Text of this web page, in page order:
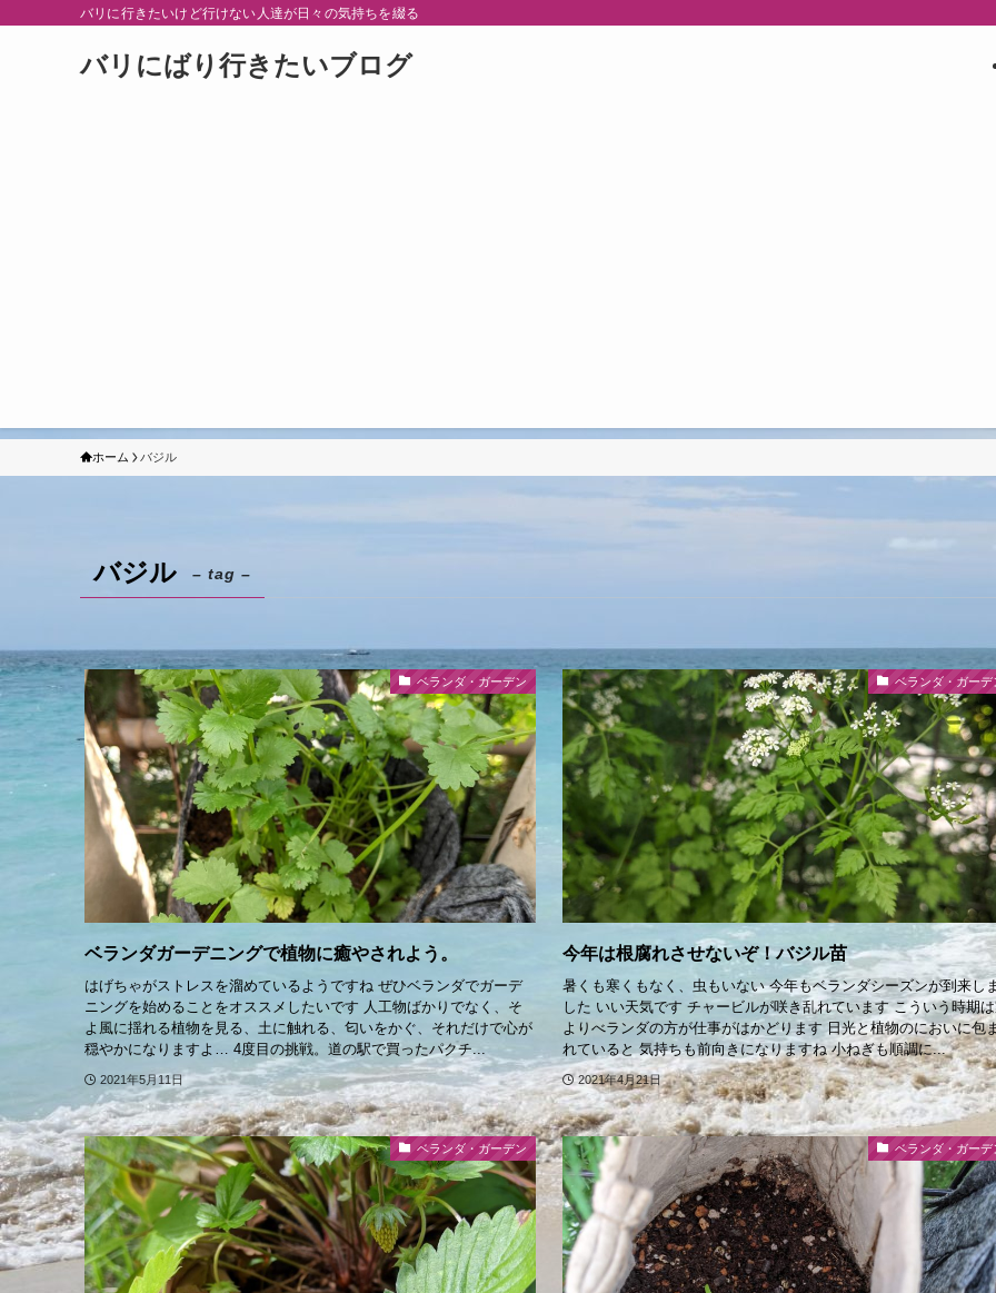
バリに行きたいけど行けない人達が日々の気持ちを綴る
バリにばり行きたいブログ
ホーム バジル
バジル – tag –
ベランダ・ガーデン
ベランダガーデニングで植物に癒やされよう。
はげちゃがストレスを溜めているようですね ぜひベランダでガーデ
ニングを始めることをオススメしたいです 人工物ばかりでなく、そ
よ風に揺れる植物を見る、土に触れる、匂いをかぐ、それだけで心が
穏やかになりますよ… 4度目の挑戦。道の駅で買ったパクチ...
2021年5月11日
ベランダ・ガーデ
今年は根腐れさせないぞ！バジル苗
暑くも寒くもなく、虫もいない 今年もベランダシーズンが到来し
した いい天気です チャービルが咲き乱れています こういう時期
よりべランダの方が仕事がはかどります 日光と植物のにおいに包
れていると 気持ちも前向きになりますね 小ねぎも順調に...
2021年4月21日
ベランダ・ガーデン ベランダ・ガーデ